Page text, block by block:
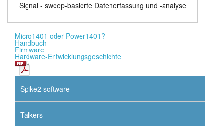
Signal - sweep-basierte Datenerfassung und -analyse
Micro1401 oder Power1401?
Handbuch
Firmware
Hardware-Entwicklungsgeschichte
Spike2 software
Talkers